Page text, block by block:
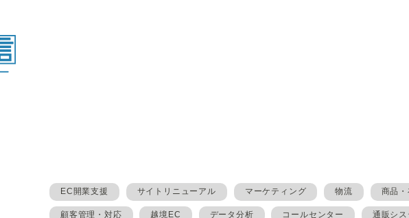
EC開業支援 サイトリニューアル マーケティング 物流 商品
顧客管理・対応 越境EC データ分析 コールセンター 通販シ